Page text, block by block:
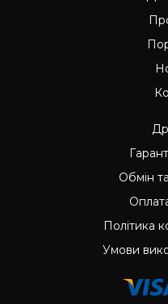
Обмін
Політика
Умови